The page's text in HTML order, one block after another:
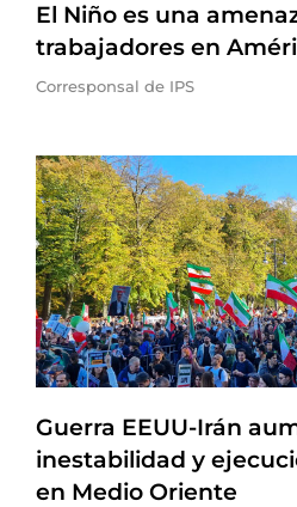
El Niño es una
trabajadores en
Corresponsal de IPS
Guerra EEUU-Irán
inestabilidad y
en Medio Oriente